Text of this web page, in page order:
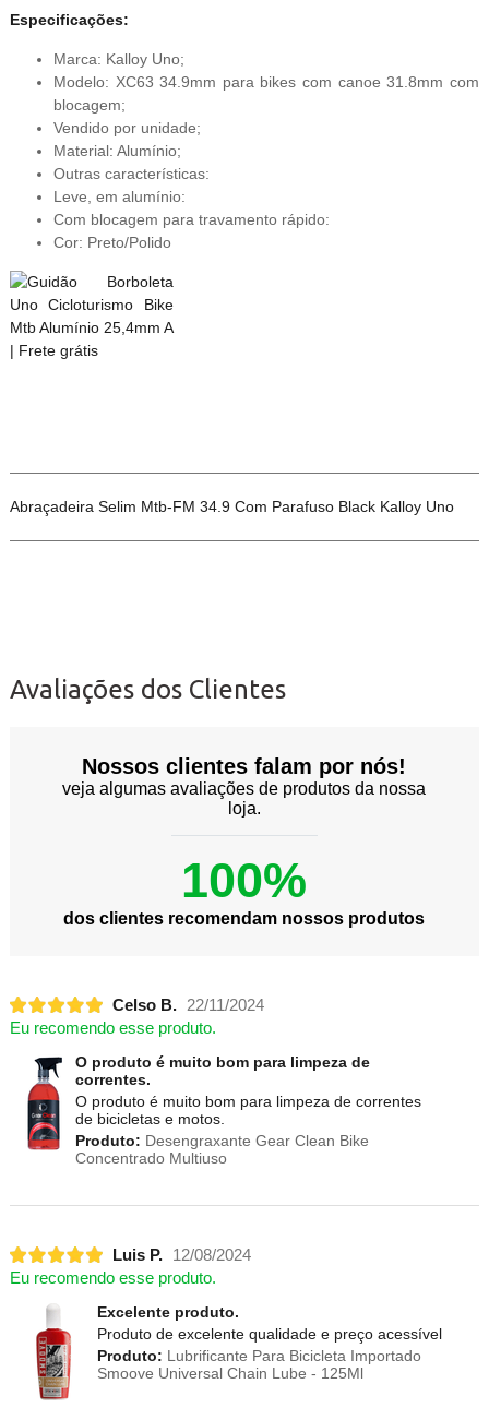
Especificações:
Marca: Kalloy Uno;
Modelo: XC63 34.9mm para bikes com canoe 31.8mm com
blocagem;
Vendido por unidade;
Material: Alumínio;
Outras características:
Leve, em alumínio:
Com blocagem para travamento rápido:
Cor: Preto/Polido
Abraçadeira Selim Mtb-FM 34.9 Com Parafuso Black Kalloy Uno
Avaliações dos Clientes
Nossos clientes falam por nós!
veja algumas avaliações de produtos da nossa
loja.
100%
dos clientes recomendam nossos produtos
Celso B.
22/11/2024
Eu recomendo esse produto.
O produto é muito bom para limpeza de
correntes.
O produto é muito bom para limpeza de correntes
de bicicletas e motos.
Produto: Desengraxante Gear Clean Bike
Concentrado Multiuso
Luis P.
12/08/2024
Eu recomendo esse produto.
Excelente produto.
Produto de excelente qualidade e preço acessível
Produto: Lubrificante Para Bicicleta Importado
Smoove Universal Chain Lube - 125Ml